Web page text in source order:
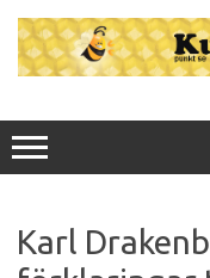
innehåll
Karl